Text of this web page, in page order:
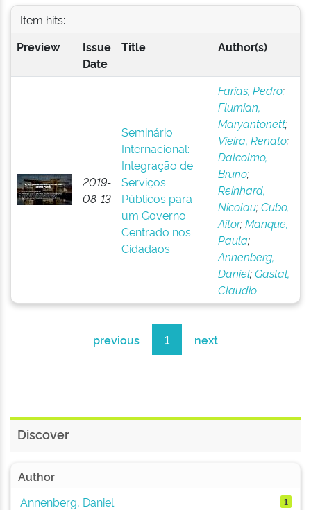
Item hits:
Preview
Issue
Date
Title Author(s)
2019-
08-13
Seminário
Internacional:
Integração de
Serviços
Públicos para
um Governo
Centrado nos
Cidadãos
Farias, Pedro;
Flumian,
Maryantonett;
Vieira, Renato;
Dalcolmo,
Bruno;
Reinhard,
Nicolau;Cubo,
Aitor;Manque,
Paula;
Annenberg,
Daniel;Gastal,
Claudio
previous 1 next
Discover
Author
Annenberg, Daniel
1